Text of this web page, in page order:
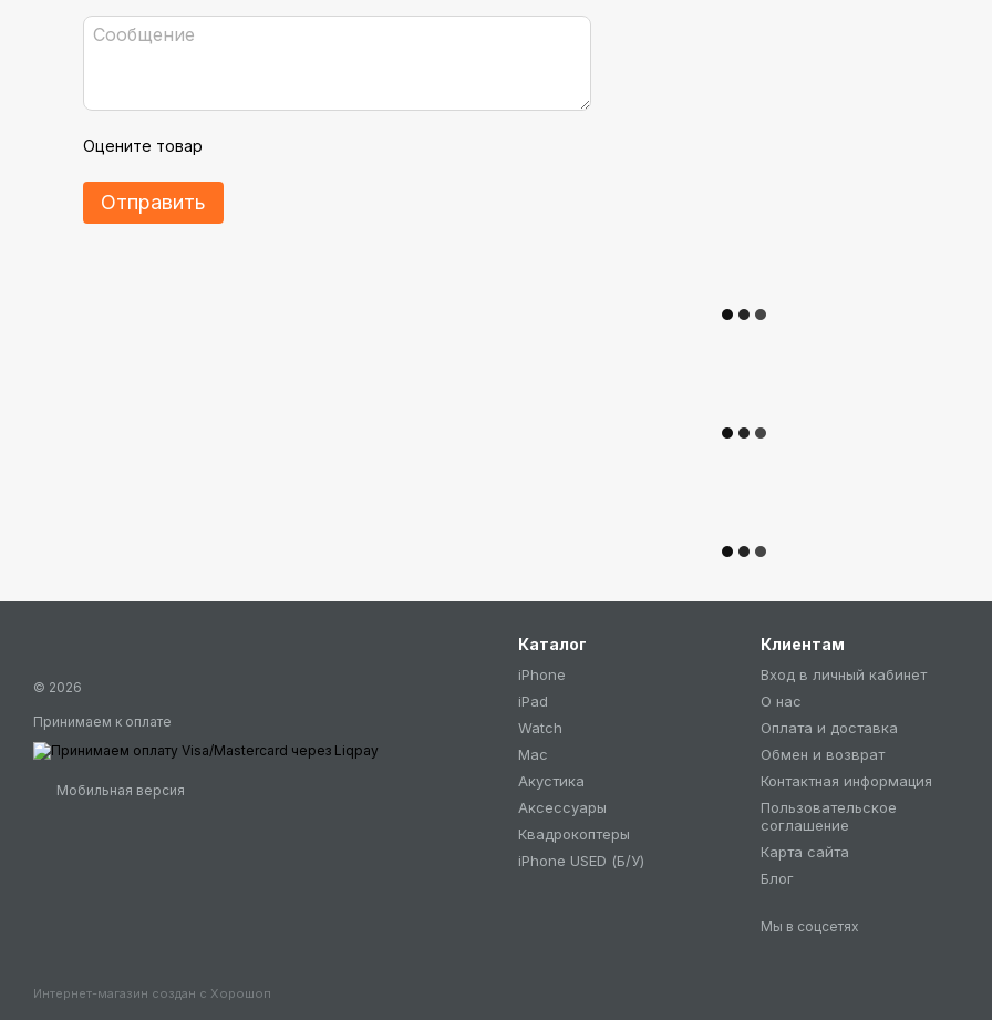
Оцените товар
Отправить
© 2026
Принимаем к оплате
Мобильная версия
Интернет-магазин создан с Хорошоп
Каталог
iPhone
iPad
Watch
Mac
Акустика
Аксессуары
Квадрокоптеры
iPhone USED (Б/У)
Клиентам
Вход в личный кабинет
О нас
Оплата и доставка
Обмен и возврат
Контактная информация
Пользовательское
соглашение
Карта сайта
Блог
Мы в соцсетях